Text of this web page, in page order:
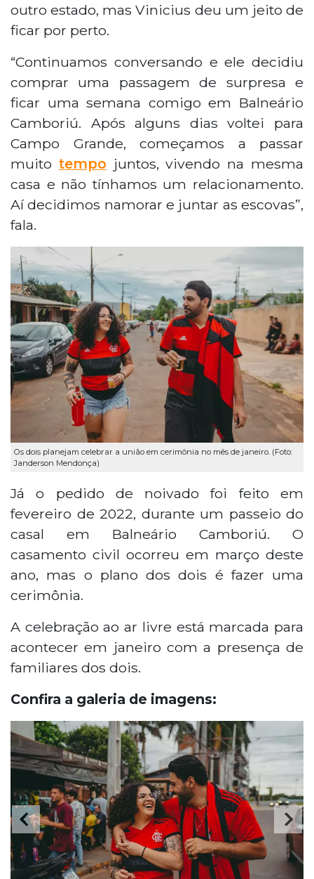
outro estado, mas Vinicius deu um jeito de
ficar por perto.
“Continuamos conversando e ele decidiu
comprar uma passagem de surpresa e
ficar uma semana comigo em Balneário
Camboriú. Após alguns dias voltei para
Campo Grande, começamos a passar
muito tempo juntos, vivendo na mesma
casa e não tínhamos um relacionamento.
Aí decidimos namorar e juntar as escovas”,
fala.
Os dois planejam celebrar a união em cerimônia no mês de janeiro. (Foto:
Janderson Mendonça)
Já o pedido de noivado foi feito em
fevereiro de 2022, durante um passeio do
casal em Balneário Camboriú. O
casamento civil ocorreu em março deste
ano, mas o plano dos dois é fazer uma
cerimônia.
A celebração ao ar livre está marcada para
acontecer em janeiro com a presença de
familiares dos dois.
Confira a galeria de imagens: